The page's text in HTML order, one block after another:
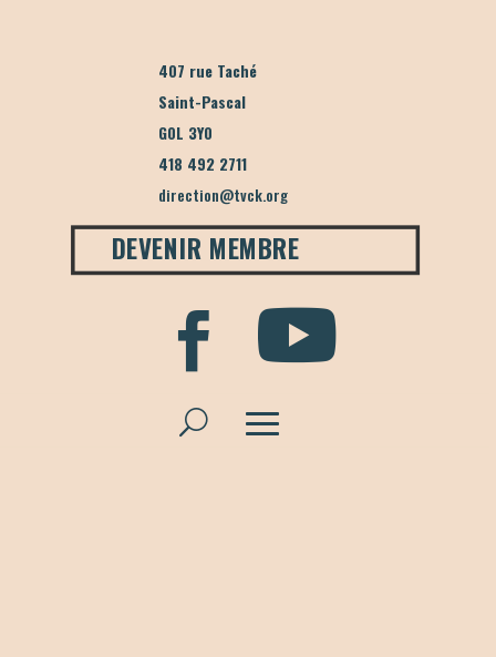
407 rue Taché
Saint-Pascal
G0L 3Y0
418 492 2711
direction@tvck.org

DEVENIR MEMBRE
